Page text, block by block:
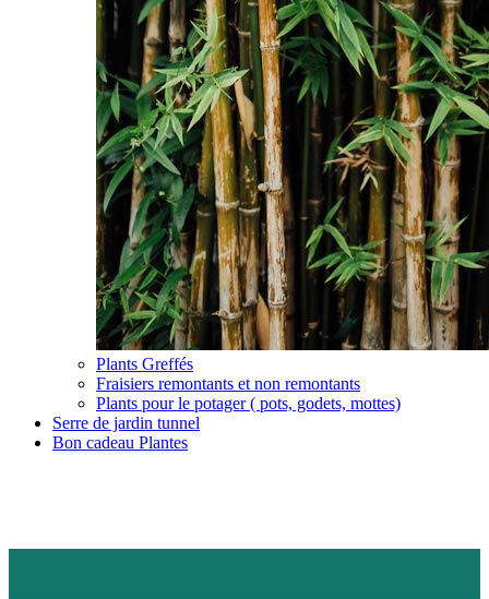
Plants Greffés
Fraisiers remontants et non remontants
Plants pour le potager ( pots, godets, mottes)
Serre de jardin tunnel
Bon cadeau Plantes